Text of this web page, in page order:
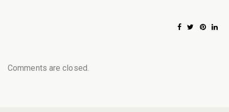
Comments are closed.